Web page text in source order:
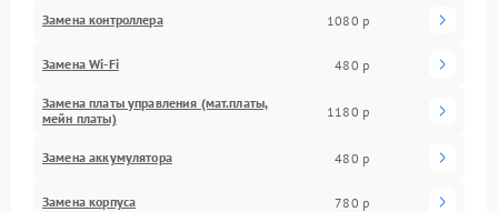
Замена контроллера 1080 р
Замена Wi-Fi 480 р
Замена платы управления (мат.платы,
мейн платы)
1180 р
Замена аккумулятора 480 р
Замена корпуса 780 р